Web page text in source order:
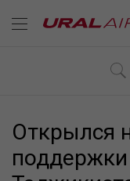
Открылся